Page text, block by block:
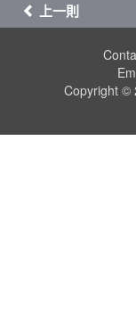
上一則
Copyright ©